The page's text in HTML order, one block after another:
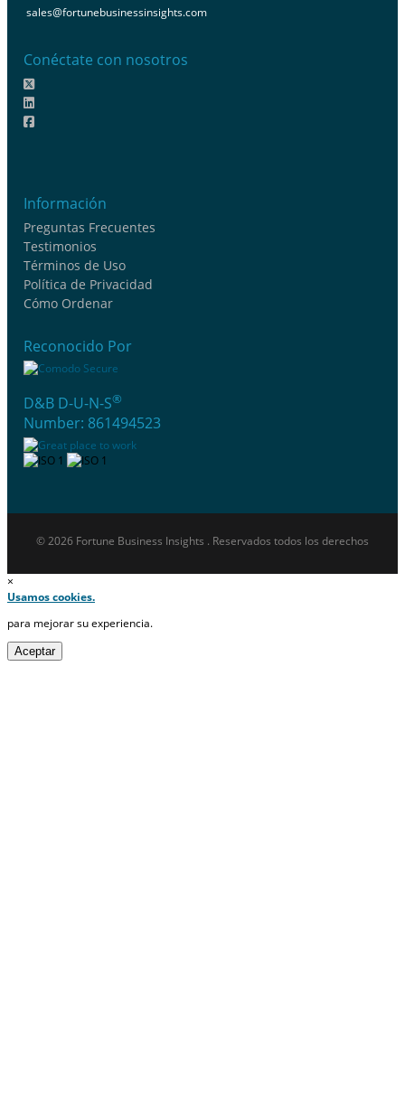
sales@fortunebusinessinsights.com
Conéctate con nosotros
Información
Preguntas Frecuentes
Testimonios
Términos de Uso
Política de Privacidad
Cómo Ordenar
Reconocido Por
D&B D-U-N-S®
Number: 861494523
© 2026 Fortune Business Insights . Reservados todos los derechos
×
Usamos cookies.
para mejorar su experiencia.
Aceptar